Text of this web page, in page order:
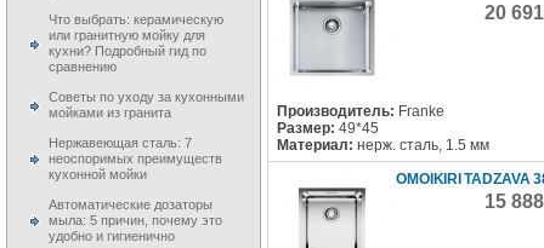
20
Производитель: Franke
Размер: 49*45
Материал: нерж. сталь, 1.5 мм
OMOIKIRI TADZAVA
15
Что выбрать: керамическую
или гранитную мойку для
кухни? Подробный гид по
сравнению
Советы по уходу за кухонными
мойками из гранита
Нержавеющая сталь: 7
неоспоримых преимуществ
кухонной мойки
Автоматические дозаторы
мыла: 5 причин, почему это
удобно и гигиенично